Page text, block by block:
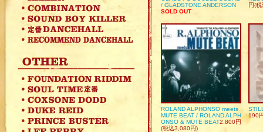
/ GLADSTONE ANDERSON
SOLD OUT
円(
ROLAND ALPHONSO meets
MUTE BEAT / ROLAND ALPH
ONSO & MUTE BEAT2,800円
(税込3,080円)
190